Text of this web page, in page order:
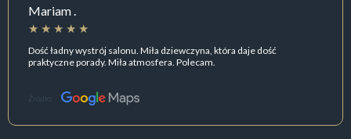
Mariam .
Dość ładny wystrój salonu. Miła dziewczyna, która daje dość
praktyczne porady. Miła atmosfera. Polecam.
Źródło: